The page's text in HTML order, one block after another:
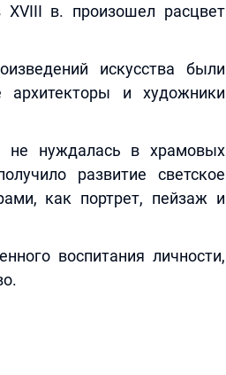
XVIII в. произошел расцвет
искусства были
архитекторы и художники
не нуждалась в храмовых
развитие светское
как портрет, пейзаж и
воспитания личности,